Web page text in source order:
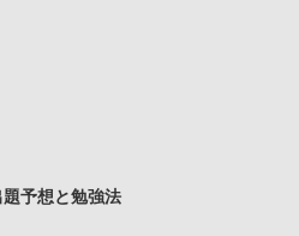
予想と勉強法